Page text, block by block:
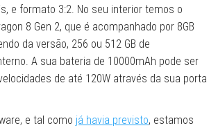
e formato 3:2. No seu interior temos o
8 Gen 2, que é acompanhado por 8GB
da versão, 256 ou 512 GB de
A sua bateria de 10000mAh pode ser
de até 120W através da sua porta
e tal como já havia previsto, estamos